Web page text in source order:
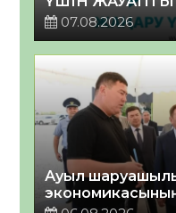
07.08.2026
Ауыл
экономикасының